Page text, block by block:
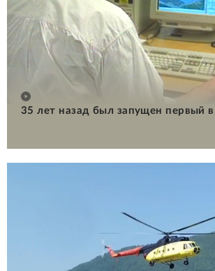
35 лет назад был запущен первый